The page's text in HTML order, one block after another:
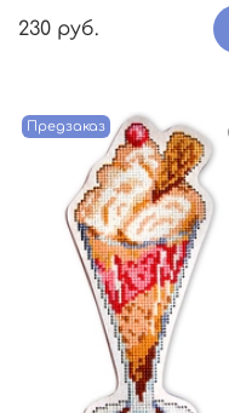
230 руб.
Предзаказ